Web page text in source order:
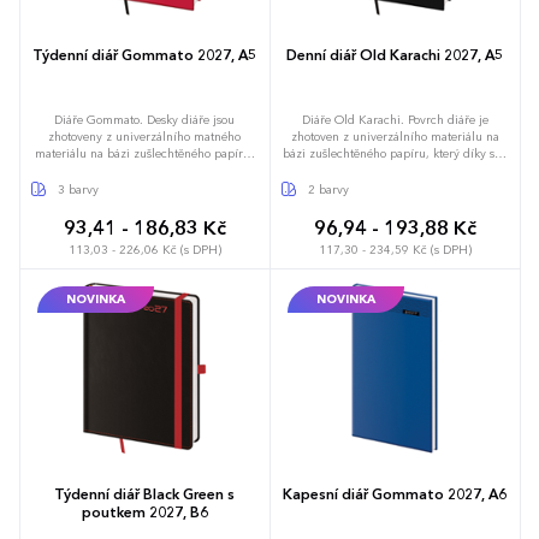
Týdenní diář Gommato 2027, A5
Diáře Gommato. Desky diáře jsou
zhotoveny z univerzálního matného
materiálu na bázi zušlechtěného papíru,
samotného produktu. Doporučujeme
údaje, plánovač dovolené (měsíční
přehled), plánovací kalendář, telefonní
předvolby, státní svátky České a Slovenské
výhled, týdenní layout, adresář, mapa
Evropy a České a Slovenské republiky
3 barvy
93,41 - 186,83 Kč
113,03 - 226,06 Kč (s DPH)
Denní diář Old Karachi 2027, A5
Diáře Old Karachi. Povrch diáře je
zhotoven z univerzálního materiálu na
bázi zušlechtěného papíru, který díky své
Doporučujeme ražbu přes fólii, případně
osobní údaje, plánovač dovolené (měsíční
přehled), plánovací kalendář, telefonní
předvolby, státní svátky České a Slovenské
výhled, denní layout, adresář, mapa
Evropy a České a Slovenské republiky
2 barvy
96,94 - 193,88 Kč
117,30 - 234,59 Kč (s DPH)
NOVINKA
Týdenní diář Black Green s
poutkem 2027, B6
NOVINKA
Kapesní diář Gommato 2027, A6